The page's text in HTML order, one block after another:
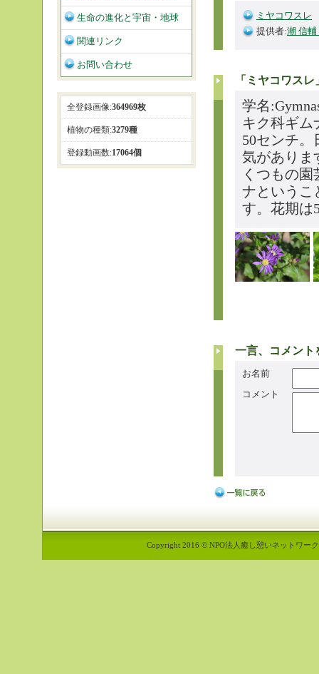
ミヤコワスレ
提供者:潮 信
「ミヤコワス
学名
キク科ギム
50センチ
気がありま
くつもの
ナというこ
す。花期は
一言、コメント
お名前
コメント
生命の進化と宇宙・地球
関連リンク
お問い合わせ
全登録画像:364969枚
植物の種類:3279種
登録動画数:17064個
Copyright 2016 © NPO法人癒し憩いネットワー